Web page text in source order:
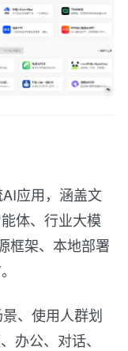
应用，涵盖文
体、行业大模
框架、本地部署
、使用人群划
办公、对话、